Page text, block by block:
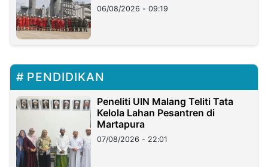
06/08/2026 - 09:19
PENDIDIKAN
Peneliti UIN Malang Teliti Tata
Kelola Lahan Pesantren di
Martapura
07/08/2026 - 22:01